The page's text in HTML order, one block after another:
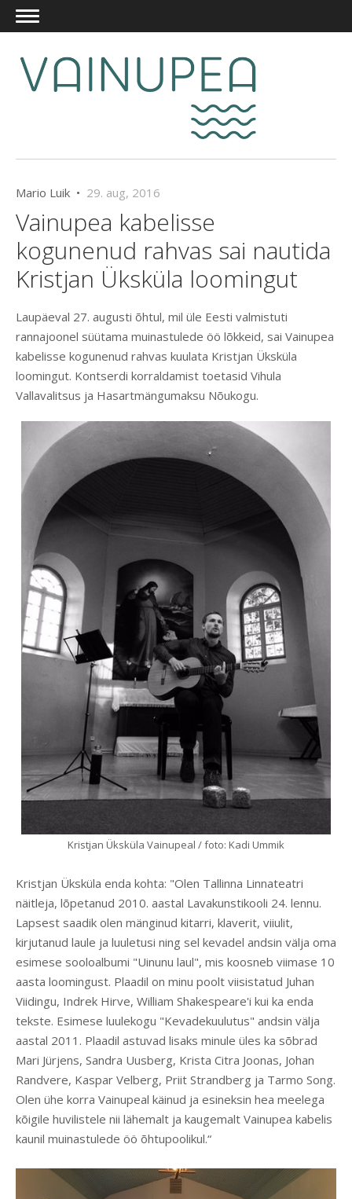
Mario Luik • 29. aug, 2016
Vainupea kabelisse
kogunenud rahvas sai nautida
Kristjan Üksküla loomingut
Laupäeval 27. augusti õhtul, mil üle Eesti valmistuti
rannajoonel süütama muinastulede öö lõkkeid, sai Vainupea
kabelisse kogunenud rahvas kuulata Kristjan Üksküla
loomingut. Kontserdi korraldamist toetasid Vihula
Vallavalitsus ja Hasartmängumaksu Nõukogu.
Kristjan Üksküla Vainupeal / foto: Kadi Ummik
Kristjan Üksküla enda kohta: "Olen Tallinna Linnateatri
näitleja, lõpetanud 2010. aastal Lavakunstikooli 24. lennu.
Lapsest saadik olen mänginud kitarri, klaverit, viiulit,
kirjutanud laule ja luuletusi ning sel kevadel andsin välja oma
esimese sooloalbumi "Uinunu laul", mis koosneb viimase 10
aasta loomingust. Plaadil on minu poolt viisistatud Juhan
Viidingu, Indrek Hirve, William Shakespeare'i kui ka enda
tekste. Esimese luulekogu "Kevadekuulutus" andsin välja
aastal 2011. Plaadil astuvad lisaks minule üles ka sõbrad
Mari Jürjens, Sandra Uusberg, Krista Citra Joonas, Johan
Randvere, Kaspar Velberg, Priit Strandberg ja Tarmo Song.
Olen ühe korra Vainupeal käinud ja esineksin hea meelega
kõigile huvilistele nii lähemalt ja kaugemalt Vainupea kabelis
kaunil muinastulede öö õhtupoolikul.“